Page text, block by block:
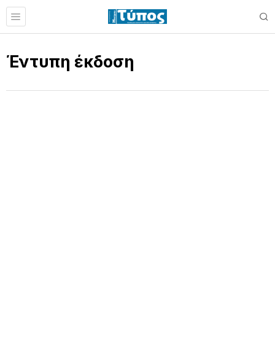
Έντυπη έκδοση